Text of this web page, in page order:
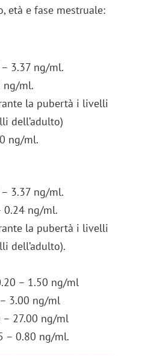
età e fase mestruale:
3.37 ng/ml.
ng/ml.
la pubertà i livelli
dell’adulto)
ng/ml.
– 3.37 ng/ml.
0.24 ng/ml.
la pubertà i livelli
dell’adulto).
– 1.50 ng/ml
3.00 ng/ml
– 27.00 ng/ml
– 0.80 ng/ml.